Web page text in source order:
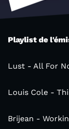
Playlist de
Lust - All For
Louis Cole -
Brijean -